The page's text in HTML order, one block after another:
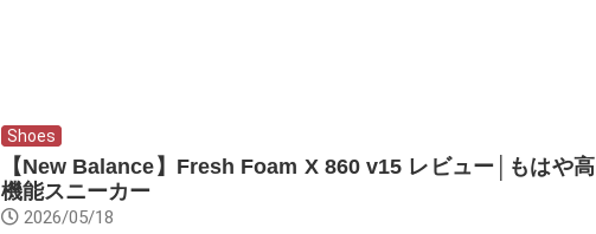
Shoes
【New Balance】Fresh Foam X 860 v15 レビュー│もはや高
機能スニーカー
2026/05/18